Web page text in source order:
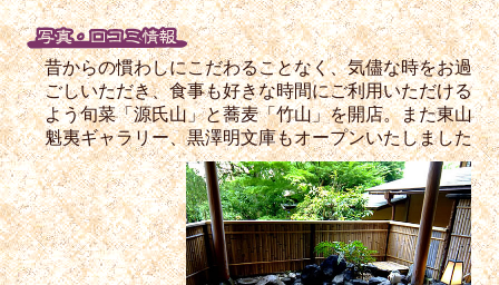
昔からの慣わしにこだわることなく、気儘な時をお過
ごしいただき、食事も好きな時間にご利用いただける
よう旬菜「源氏山」と蕎麦「竹山」を開店。また東山
魁夷ギャラリー、黒澤明文庫もオープンいたしました